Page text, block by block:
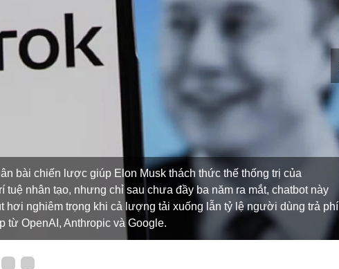
bài chiến lược giúp Elon Musk thách thức thế thống trị của
tuệ nhân tạo, nhưng chỉ sau chưa đầy ba năm ra mắt, chatbot này
hơi nghiêm trọng khi cả lượng tải xuống lẫn tỷ lệ người dùng trả phí
OpenAI, Anthropic và Google.